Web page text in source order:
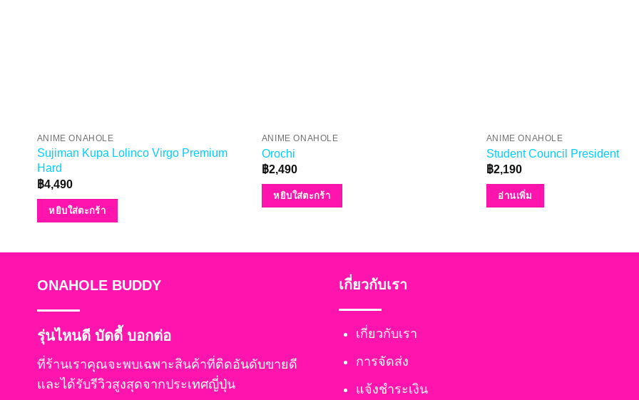
ANIME ONAHOLE
Sujiman Kupa Lolinco Virgo Premium
Hard
฿4,490
หยิบใส่ตะกร้า
ANIME ONAHOLE
Orochi
฿2,490
หยิบใส่ตะกร้า
ANIME ONAHOLE
Student Council President
฿2,190
อ่านเพิ่ม
ONAHOLE BUDDY
รุ่นไหนดี บัดดี้ บอกต่อ
ที่ร้านเราคุณจะพบเฉพาะสินค้าที่ติดอันดับขายดี
และได้รับรีวิวสูงสุดจากประเทศญี่ปุ่น
เกี่ยวกับเรา
เกี่ยวกับเรา
การจัดส่ง
แจ้งชำระเงิน